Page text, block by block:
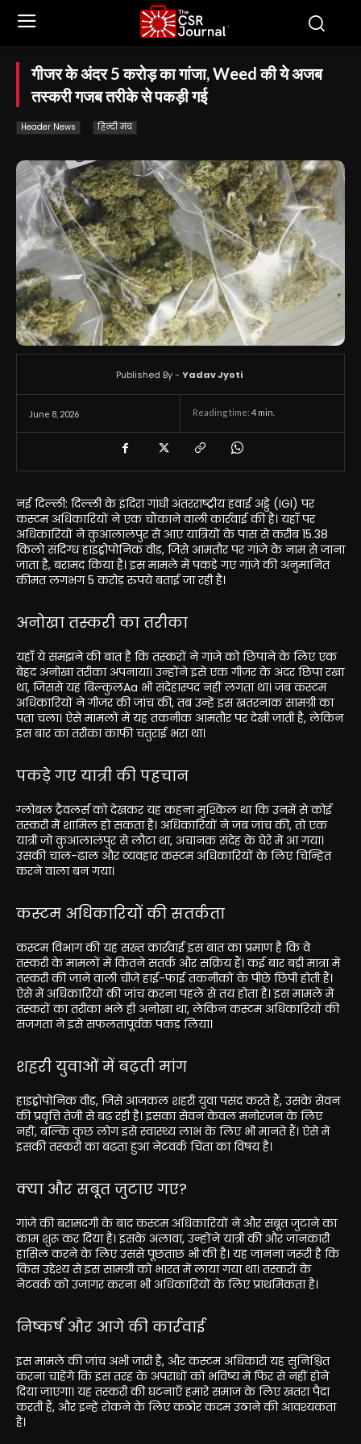
गीजर के अंदर 5 करोड़ का गांजा, Weed की ये अजब
तस्करी गजब तरीके से पकड़ी गई
Header News हिन्दी मंच
June 8, 2026 Reading time: 4 min.
Published By - Yadav Jyoti
नई दिल्ली: दिल्ली के इंदिरा गांधी अंतरराष्ट्रीय हवाई अड्डे (IGI) पर
कस्टम अधिकारियों ने एक चौंकाने वाली कार्रवाई की है। यहाँ पर
अधिकारियों ने कुआलालंपुर से आए यात्रियों के पास से करीब 15.38
किलो संदिग्ध हाइड्रोपोनिक वीड, जिसे आमतौर पर गांजे के नाम से जाना
जाता है, बरामद किया है। इस मामले में पकड़े गए गांजे की अनुमानित
कीमत लगभग 5 करोड़ रुपये बताई जा रही है।
अनोखा तस्करी का तरीका
यहाँ ये समझने की बात है कि तस्करों ने गांजे को छिपाने के लिए एक
बेहद अनोखा तरीका अपनाया। उन्होंने इसे एक गीजर के अंदर छिपा रखा
था, जिससे यह बिल्कुलAa भी संदेहास्पद नहीं लगता था। जब कस्टम
अधिकारियों ने गीजर की जांच की, तब उन्हें इस खतरनाक सामग्री का
पता चला। ऐसे मामलों में यह तकनीक आमतौर पर देखी जाती है, लेकिन
इस बार का तरीका काफी चतुराई भरा था।
पकड़े गए यात्री की पहचान
ग्लोबल ट्रैवलर्स को देखकर यह कहना मुश्किल था कि उनमें से कोई
तस्करी में शामिल हो सकता है। अधिकारियों ने जब जांच की, तो एक
यात्री जो कुआलालंपुर से लौटा था, अचानक संदेह के घेरे में आ गया।
उसकी चाल-ढाल और व्यवहार कस्टम अधिकारियों के लिए चिन्हित
करने वाला बन गया।
कस्टम अधिकारियों की सतर्कता
कस्टम विभाग की यह सख्त कार्रवाई इस बात का प्रमाण है कि वे
तस्करी के मामलों में कितने सतर्क और सक्रिय हैं। कई बार बड़ी मात्रा में
तस्करी की जाने वाली चीजें हाई-फाई तकनीकों के पीछे छिपी होती हैं।
ऐसे में अधिकारियों की जांच करना पहले से तय होता है। इस मामले में
तस्करों का तरीका भले ही अनोखा था, लेकिन कस्टम अधिकारियों की
सजगता ने इसे सफलतापूर्वक पकड़ लिया।
शहरी युवाओं में बढ़ती मांग
हाइड्रोपोनिक वीड, जिसे आजकल शहरी युवा पसंद करते हैं, उसके सेवन
की प्रवृत्ति तेजी से बढ़ रही है। इसका सेवन केवल मनोरंजन के लिए
नहीं, बल्कि कुछ लोग इसे स्वास्थ्य लाभ के लिए भी मानते हैं। ऐसे में
इसकी तस्करी का बढ़ता हुआ नेटवर्क चिंता का विषय है।
क्या और सबूत जुटाए गए?
गांजे की बरामदगी के बाद कस्टम अधिकारियों ने और सबूत जुटाने का
काम शुरू कर दिया है। इसके अलावा, उन्होंने यात्री की और जानकारी
हासिल करने के लिए उससे पूछताछ भी की है। यह जानना जरूरी है कि
किस उद्देश्य से इस सामग्री को भारत में लाया गया था। तस्करों के
नेटवर्क को उजागर करना भी अधिकारियों के लिए प्राथमिकता है।
निष्कर्ष और आगे की कार्रवाई
इस मामले की जांच अभी जारी है, और कस्टम अधिकारी यह सुनिश्चित
करना चाहेंगे कि इस तरह के अपराधों को भविष्य में फिर से नहीं होने
दिया जाएगा। यह तस्करी की घटनाएँ हमारे समाज के लिए खतरा पैदा
करती हैं, और इन्हें रोकने के लिए कठोर कदम उठाने की आवश्यकता
है।